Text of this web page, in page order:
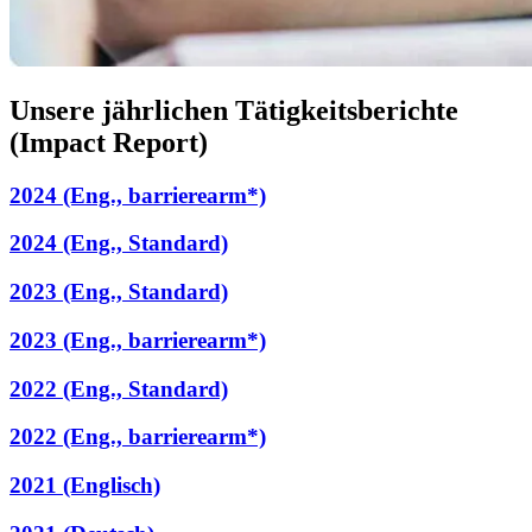
Unsere jährlichen Tätigkeitsberichte
(Impact Report)
2024 (Eng., barrierearm*)
2024 (Eng., Standard)
2023 (Eng., Standard)
2023 (Eng., barrierearm*)
2022 (Eng., Standard)
2022 (Eng., barrierearm*)
2021 (Englisch)